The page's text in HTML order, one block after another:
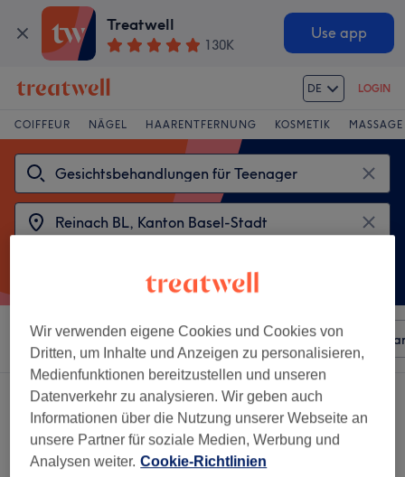
Treatwell
130K
Use app
DE LOGIN
COIFFEUR NÄGEL HAARENTFERNUNG KOSMETIK MASSAGE
Sortieren nach Beliebiger Preis Besonderheiten
2 Salons die anbieten:
gesichtsbehandlungen für teenager in der Nähe von Reinach BL,
Kanton Basel-Stadt
Wir verwenden eigene Cookies und Cookies von
Dritten, um Inhalte und Anzeigen zu personalisieren,
Medienfunktionen bereitzustellen und unseren
Datenverkehr zu analysieren. Wir geben auch
Informationen über die Nutzung unserer Webseite an
unsere Partner für soziale Medien, Werbung und
Analysen weiter. Cookie-Richtlinien